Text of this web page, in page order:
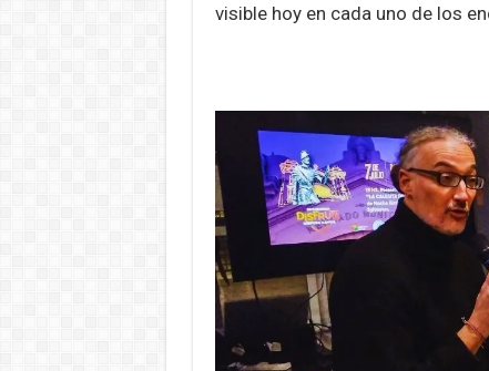
visible hoy en cada uno de los